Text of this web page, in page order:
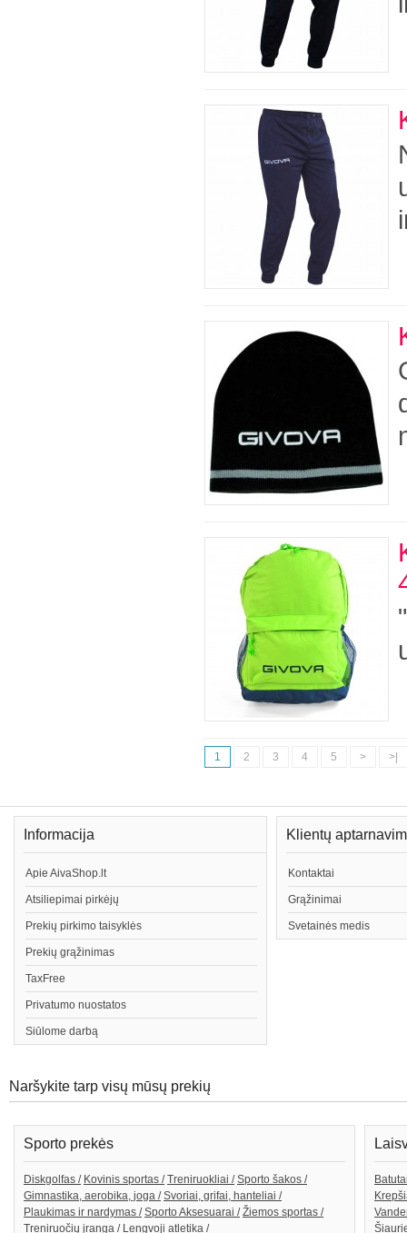
1 2 3 4 5 > >|
Informacija
Apie AivaShop.lt
Atsiliepimai pirkėjų
Prekių pirkimo taisyklės
Prekių grąžinimas
TaxFree
Privatumo nuostatos
Siūlome darbą
Klientų
Kontaktai
Grąžinimai
Svetainės medis
Naršykite tarp visų mūsų prekių
Sporto prekės
Diskgolfas / Kovinis sportas / Treniruokliai / Sporto šakos /
Gimnastika, aerobika, joga / Svoriai, grifai, hanteliai /
Plaukimas ir nardymas / Sporto Aksesuarai / Žiemos sportas /
Treniruočių įranga / Lengvoji atletika /